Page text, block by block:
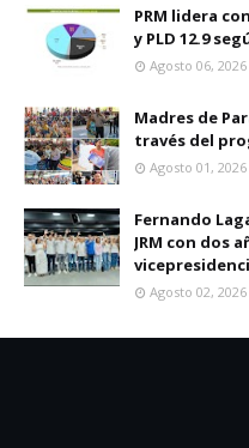
PRM lidera
y PLD 12.9
Agosto 06, 2026
Madres de
través del
Agosto 01, 2026
Fernando
JRM con dos
Agosto 02, 2026